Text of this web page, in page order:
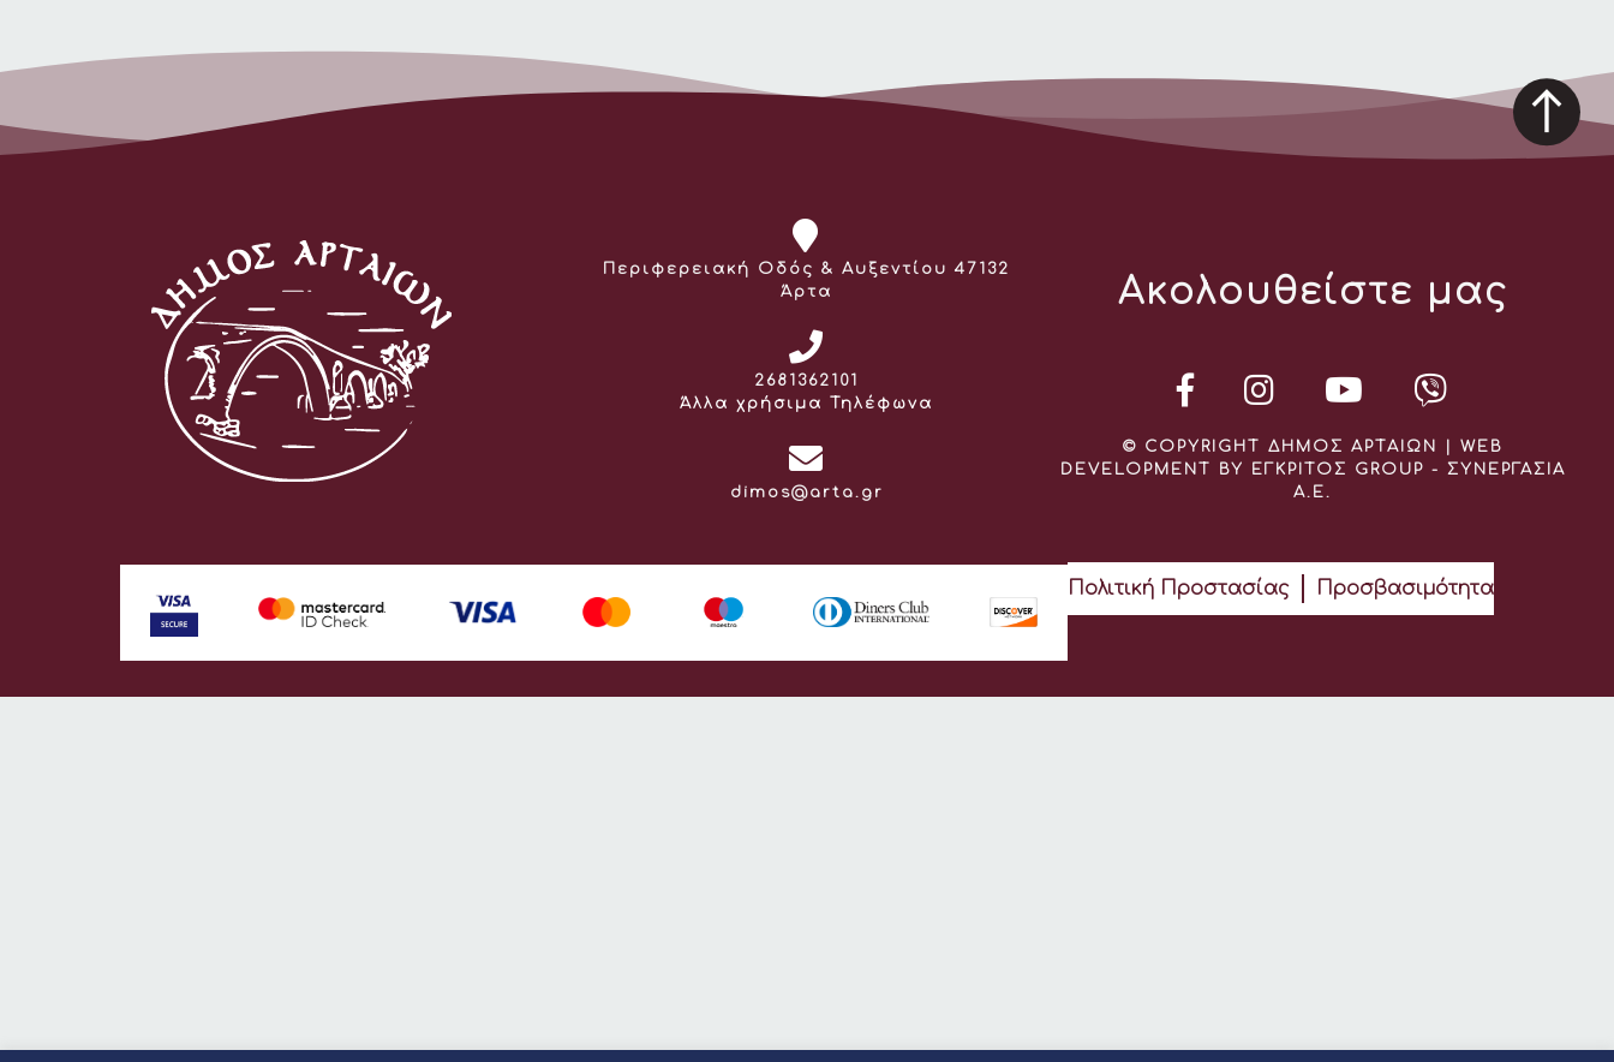
Διεύθυνση:
Περιφερειακή Οδός & Αυξεντίου 47132
Άρτα
Τηλέφωνο:
2681362101
Άλλα χρήσιμα Τηλέφωνα
Email:
dimos@arta.gr
Ακολουθείστε μας
© COPYRIGHT ΔΗΜΟΣ ΑΡΤΑΙΩΝ | WEB
DEVELOPMENT BY ΕΓΚΡΙΤΟΣ GROUP - ΣΥΝΕΡΓΑΣΙΑ
Α.Ε.
Πολιτική Προστασίας Προσβασιμότητα